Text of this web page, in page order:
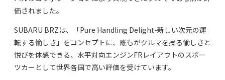
価されました。
SUBARU BRZは、「Pure Handling Delight-新しい次元の運
転する愉しさ」をコンセプトに、誰もがクルマを操る愉しさと
悦びを体感できる、水平対向エンジンFRレイアウトのスポー
ツカーとして世界各国で高い評価を受けています。